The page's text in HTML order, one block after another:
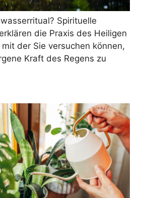
Spirituelle
die Praxis des Heiligen
mit der Sie versuchen können,
Kraft des Regens zu